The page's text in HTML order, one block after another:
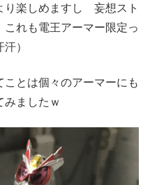
り楽しめますし 妄想スト
れも電王アーマー限定っ
）
とは個々のアーマーにも
ましたｗ